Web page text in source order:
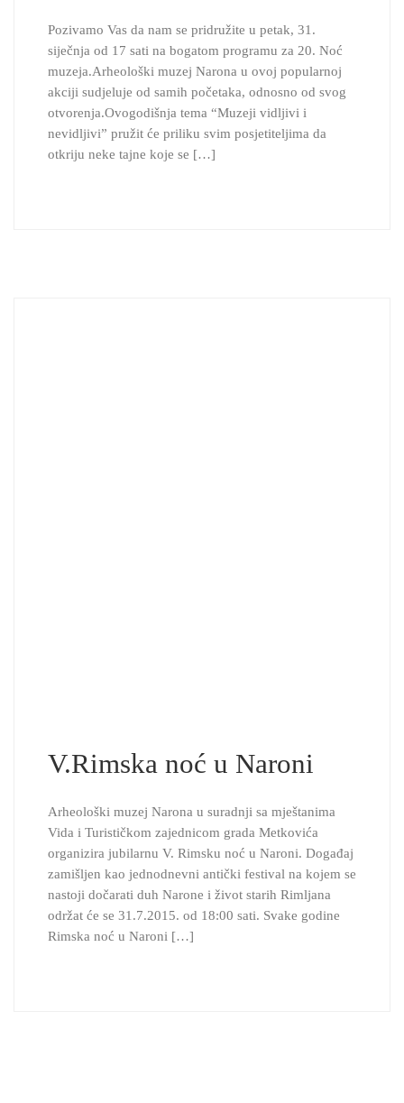
Pozivamo Vas da nam se pridružite u petak, 31.
siječnja od 17 sati na bogatom programu za 20. Noć
muzeja.Arheološki muzej Narona u ovoj popularnoj
akciji sudjeluje od samih početaka, odnosno od svog
otvorenja.Ovogodišnja tema “Muzeji vidljivi i
nevidljivi” pružit će priliku svim posjetiteljima da
otkriju neke tajne koje se […]
V.Rimska noć u Naroni
Arheološki muzej Narona u suradnji sa mještanima
Vida i Turističkom zajednicom grada Metkovića
organizira jubilarnu V. Rimsku noć u Naroni. Događaj
zamišljen kao jednodnevni antički festival na kojem se
nastoji dočarati duh Narone i život starih Rimljana
održat će se 31.7.2015. od 18:00 sati. Svake godine
Rimska noć u Naroni […]